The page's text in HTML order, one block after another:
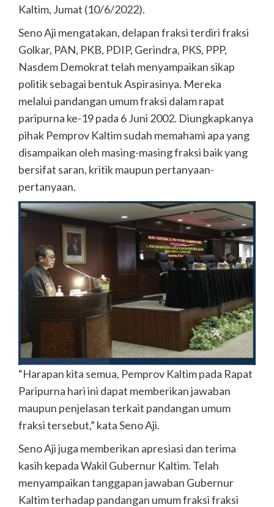
Kaltim, Jumat (10/6/2022).
Seno Aji mengatakan, delapan fraksi terdiri fraksi
Golkar, PAN, PKB, PDIP, Gerindra, PKS, PPP,
Nasdem Demokrat telah menyampaikan sikap
politik sebagai bentuk Aspirasinya. Mereka
melalui pandangan umum fraksi dalam rapat
paripurna ke-19 pada 6 Juni 2002. Diungkapkanya
pihak Pemprov Kaltim sudah memahami apa yang
disampaikan oleh masing-masing fraksi baik yang
bersifat saran, kritik maupun pertanyaan-
pertanyaan.
“Harapan kita semua, Pemprov Kaltim pada Rapat
Paripurna hari ini dapat memberikan jawaban
maupun penjelasan terkait pandangan umum
fraksi tersebut,” kata Seno Aji.
Seno Aji juga memberikan apresiasi dan terima
kasih kepada Wakil Gubernur Kaltim. Telah
menyampaikan tanggapan jawaban Gubernur
Kaltim terhadap pandangan umum fraksi fraksi